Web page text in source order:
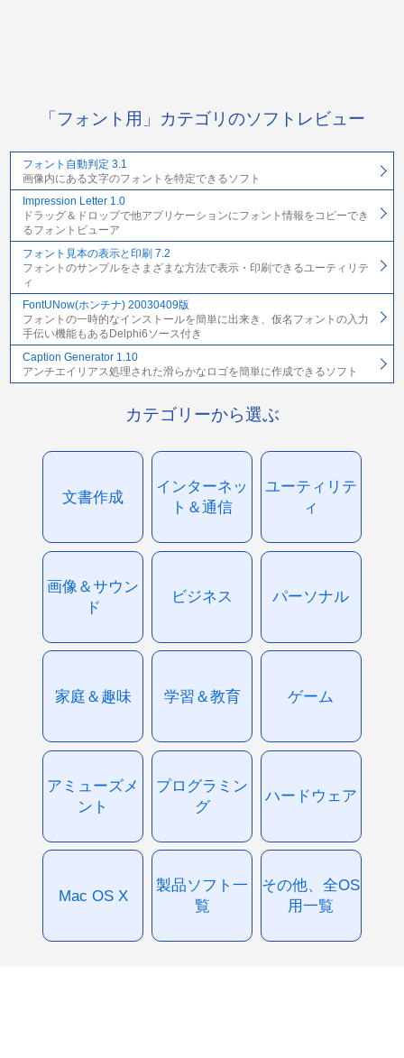
「フォント用」カテゴリのソフトレビュー
フォント自動判定 3.1
画像内にある文字のフォントを特定できるソフト
Impression Letter 1.0
ドラッグ＆ドロップで他アプリケーションにフォント情報をコピーでき
るフォントビューア
フォント見本の表示と印刷 7.2
フォントのサンプルをさまざまな方法で表示・印刷できるユーティリテ
ィ
FontUNow(ホンチナ) 20030409版
フォントの一時的なインストールを簡単に出来き、仮名フォントの入力
手伝い機能もあるDelphi6ソース付き
Caption Generator 1.10
アンチエイリアス処理された滑らかなロゴを簡単に作成できるソフト
カテゴリーから選ぶ
文書作成
インターネッ
ト＆通信
ユーティリテ
ィ
画像＆サウン
ド
ビジネス パーソナル
家庭＆趣味 学習＆教育 ゲーム
アミューズメ
ント
プログラミン
グ
ハードウェア
Mac OS X
製品ソフト一
覧
その他、全OS
用一覧